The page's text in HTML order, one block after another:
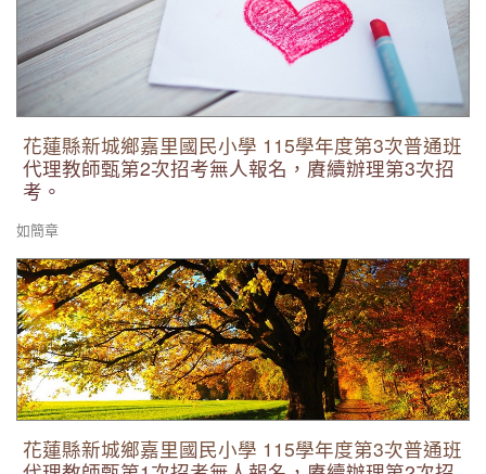
花蓮縣新城鄉嘉里國民小學 115學年度第3次普通班
代理教師甄第2次招考無人報名，賡續辦理第3次招
考。
如簡章
花蓮縣新城鄉嘉里國民小學 115學年度第3次普通班代理教師甄
第1次招考無人報名，賡續辦理第2次招考。
花蓮縣新城鄉嘉里國民小學 115學年度第3次普通班